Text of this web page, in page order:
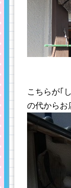
こちらが｢
の代からお